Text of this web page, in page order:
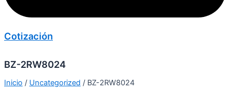
Cotización
BZ-2RW8024
Inicio / Uncategorized / BZ-2RW8024